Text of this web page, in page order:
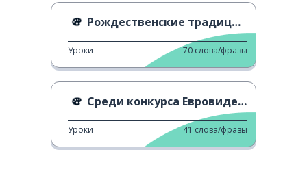
Рождественские традиции в Испании
Уроки 70 слова/фразы
Среди конкурса Евровидение
Уроки 41 слова/фразы